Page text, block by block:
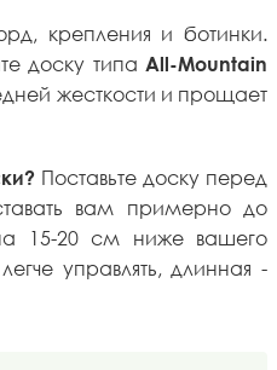
крепления и ботинки.
доску типа All-Mountain
жесткости и прощает
Поставьте доску перед
вам примерно до
15-20 см ниже вашего
управлять, длинная -